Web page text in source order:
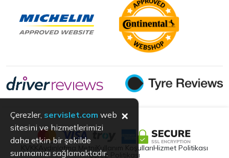
Aydınlatma Metni Kullanım KoşullarıHizmet Politikası
Çerez Politikası
Çerezler, servislet.com web
sitesini ve hizmetlerimizi
daha etkin bir şekilde
sunmamızı sağlamaktadır.
×